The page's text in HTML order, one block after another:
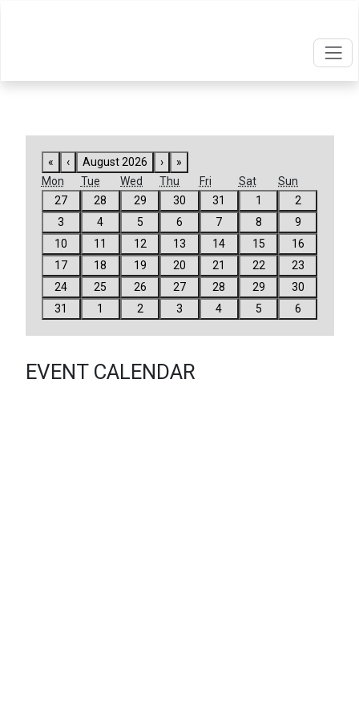
« ‹ August 2026 ›
»
Mon
Tue Wed Thu Fri Sat
Sun
27
28 29 30 31 1
2
3
4 5 6 7 8
9
10
11 12 13 14 15
16
17
18 19 20 21 22
23
24
25 26 27 28 29
30
31
1 2 3 4 5 6
EVENT CALENDAR